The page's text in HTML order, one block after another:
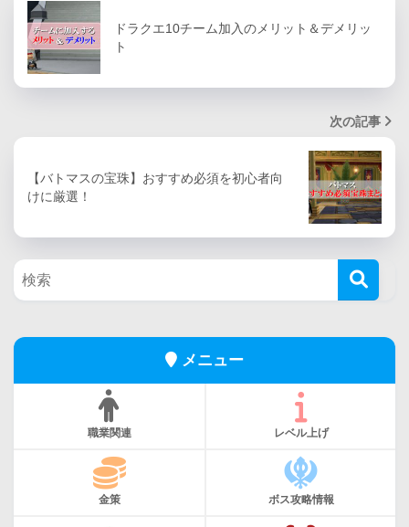
ドラクエ10チーム加入のメリット＆デメリッ
ト
次の記事
【バトマスの宝珠】おすすめ必須を初心者向
けに厳選！
メニュー
職業関連 レベル上げ
金策 ボス攻略情報